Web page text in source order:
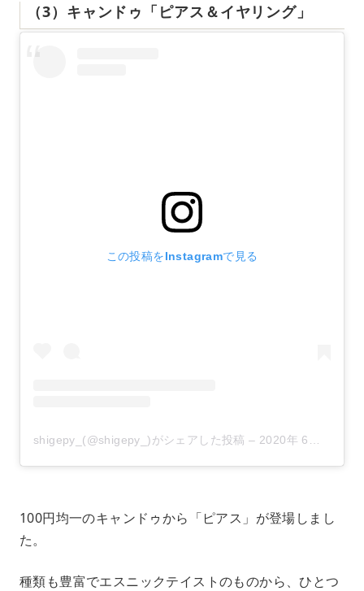
（3）キャンドゥ「ピアス＆イヤリング」
この投稿をInstagramで見る
shigepy_(@shigepy_)がシェアした投稿 – 2020年 6月月16日午前6時31分PDT
100円均一のキャンドゥから「ピアス」が登場しまし
た。
種類も豊富でエスニックテイストのものから、ひとつ